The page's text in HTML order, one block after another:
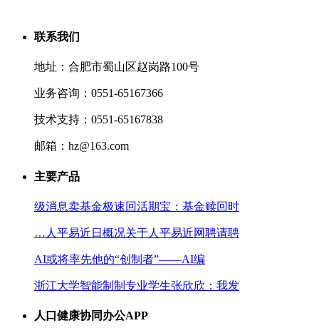
联系我们
地址：合肥市蜀山区赵岗路100号
业务咨询：0551-65167366
技术支持：0551-65167838
邮箱：hz@163.com
主要产品
级消息卖基金极速回活期宝：基金赎回时
…人平易近日概况关于人平易近网聘请聘
AI或将率先他的“创制者”——AI编
浙江大学智能制制专业学生张欣欣：我发
人口健康协同办公APP